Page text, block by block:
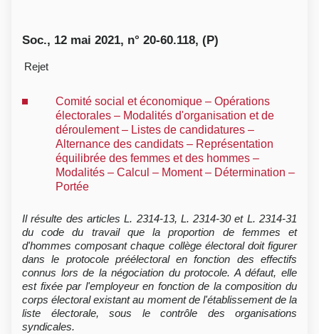
Soc., 12 mai 2021, n° 20-60.118, (P)
Rejet
Comité social et économique – Opérations
électorales – Modalités d'organisation et de
déroulement – Listes de candidatures –
Alternance des candidats – Représentation
équilibrée des femmes et des hommes –
Modalités – Calcul – Moment – Détermination –
Portée
Il résulte des articles L. 2314-13, L. 2314-30 et L. 2314-31
du code du travail que la proportion de femmes et
d'hommes composant chaque collège électoral doit figurer
dans le protocole préélectoral en fonction des effectifs
connus lors de la négociation du protocole. A défaut, elle
est fixée par l'employeur en fonction de la composition du
corps électoral existant au moment de l'établissement de la
liste électorale, sous le contrôle des organisations
syndicales.